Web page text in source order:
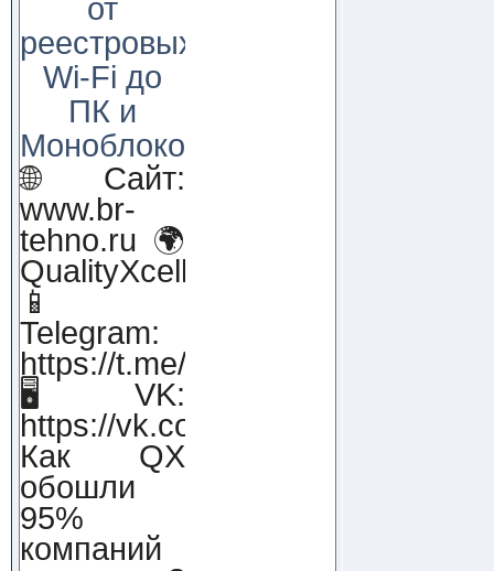
от
реестровых
Wi-Fi до
ПК и
Моноблоков!
🌐 Сайт:
www.br-
tehno.ru 🌍
QualityXcellence.ru
📱
Telegram:
https://t.me/qx_lab_IT
🖥 VK:
https://vk.com/qualityxcellenc
Как QX
обошли
95%
компаний